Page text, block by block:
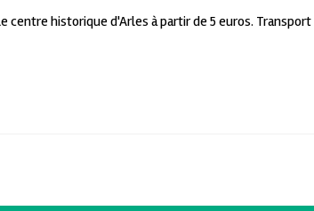
centre historique d'Arles à partir de 5 euros. Transport